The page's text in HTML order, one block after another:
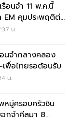
อนจำ 11 พ.ค.นี้
EM คุมประพฤติต่อ
น.
นจำกลางคลอง
เพื่อไทยรอต้อนรับ
น.
หมู่ครอบครัวชิน
กจำศีลมา 8